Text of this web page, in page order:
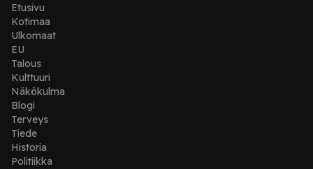
Etusivu
Kotimaa
Ulkomaat
EU
Talous
Kulttuuri
Näkökulma
Blogi
Terveys
Tiede
Historia
Politiikka